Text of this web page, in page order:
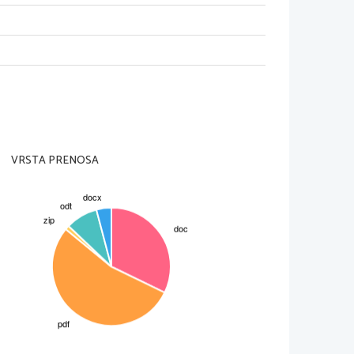
 3 2 2
list, tako da ne bo videl rešitev, nato naj
šele potem naj enačbo tudi opremi s
VRSTA PRENOSA